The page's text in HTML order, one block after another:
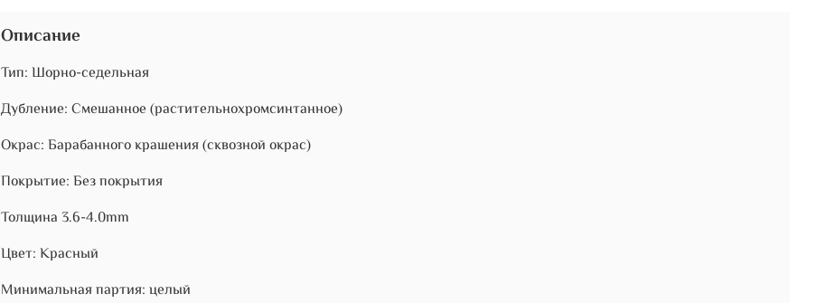
Описание
Тип: Шорно-седельная
Дубление: Смешанное (растительнохромсинтанное)
Окрас: Барабанного крашения (сквозной окрас)
Покрытие: Без покрытия
Толщина 3.6-4.0mm
Цвет: Красный
Минимальная партия: целый